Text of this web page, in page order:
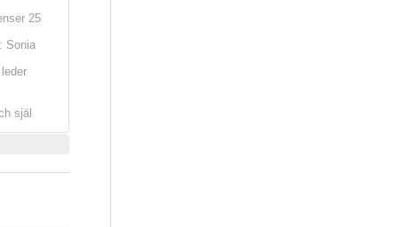
25
Sonia
själ